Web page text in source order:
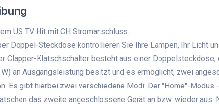
US TV Hit mit CH Stromanschluss.
Doppel-Steckdose kontrollieren Sie Ihre Lampen, Ihr Licht
Clapper-Klatschschalter besteht aus einer
an Ausgangsleistung besitzt und es ermöglicht, zwei
Es gibt hierbei zwei verschiedene Modi: Der "Home"-Modus
das zweite angeschlossene Gerät an bzw. wieder aus.